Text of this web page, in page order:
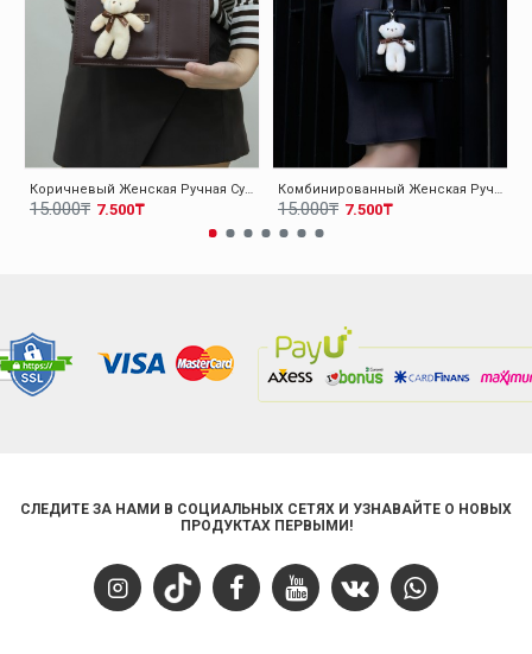
Коричневый Женская Ручная Сумка 001CA07
7.500₸
15.000₸
Комбинированный Женская Ручная Сумка 001CA07
7.500₸
15.000₸
СЛЕДИТЕ ЗА НАМИ В СОЦИАЛЬНЫХ СЕТЯХ И УЗНАВАЙТЕ О НОВЫХ
ПРОДУКТАХ ПЕРВЫМИ!